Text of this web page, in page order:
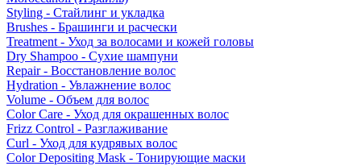
Styling - Стайлинг и укладка
Brushes - Брашинги и расчески
Treatment - Уход за волосами и кожей головы
Dry Shampoo - Сухие шампуни
Repair - Восстановление волос
Hydration - Увлажнение волос
Volume - Объем для волос
Color Care - Уход для окрашенных волос
Frizz Control - Разглаживание
Curl - Уход для кудрявых волос
Color Depositing Mask - Тонирующие маски